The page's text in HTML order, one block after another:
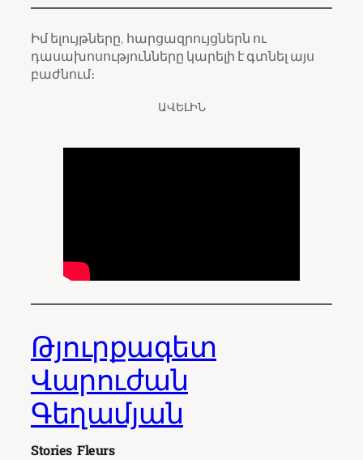
Իմ ելույթները, հարցազրույցներն ու
դասախոսությունները կարելի է գտնել այս
բաժնում։
ԱՎԵԼԻՆ
Թյուրքագետ
Վարուժան
Գեղամյան
Stories Fleurs